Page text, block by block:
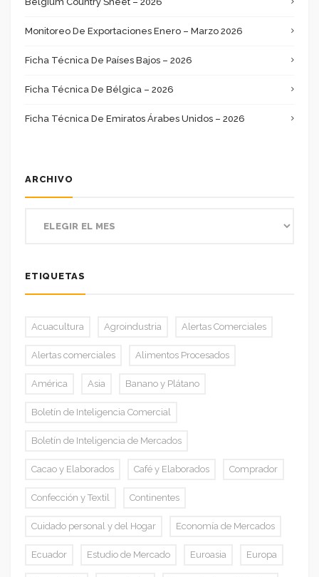
Monitoreo De Exportaciones Enero – Marzo 2026
Ficha Técnica De Países Bajos – 2026
Ficha Técnica De Bélgica – 2026
Ficha Técnica De Emiratos Árabes Unidos – 2026
ARCHIVO
ETIQUETAS
Acuacultura Agroindustria Alertas Comerciales
Alertas comerciales Alimentos Procesados
América Asia Banano y Plátano
Boletín de Inteligencia Comercial
Boletín de Inteligencia de Mercados
Cacao y Elaborados Café y Elaborados Comprador
Confección y Textil Continentes
Cuidado personal y del Hogar Economía de Mercados
Ecuador Estudio de Mercado Euroasia Europa